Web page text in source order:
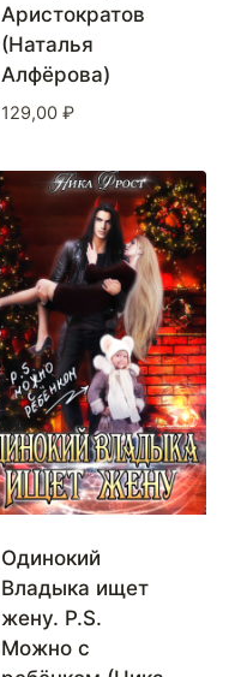
Аристократов
(Наталья
Алфёрова)
129,00 ₽
Одинокий
Владыка ищет
жену. P.S.
Можно с